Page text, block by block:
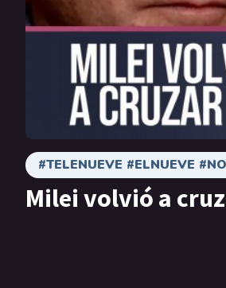
#TELENUEVE #ELNUEVE
Milei volvió a